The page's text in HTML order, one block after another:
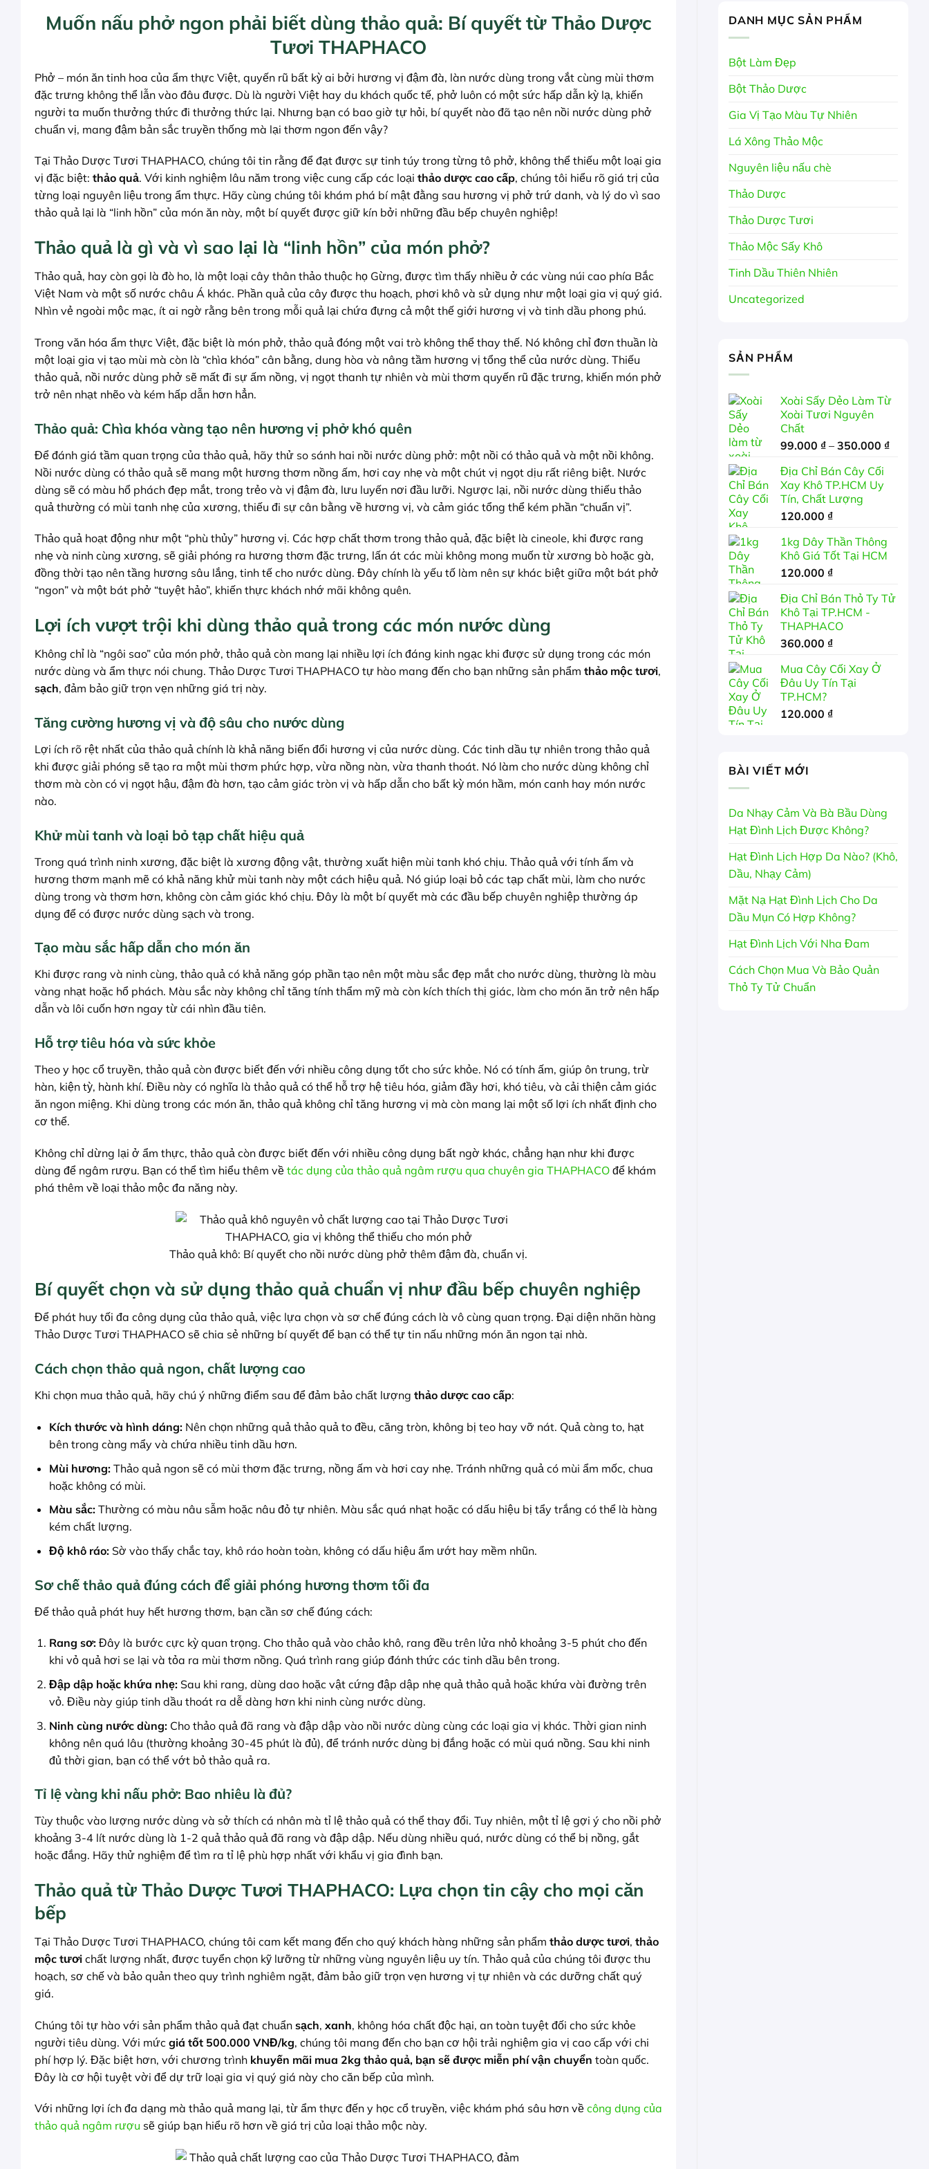
Muốn nấu phở ngon phải biết dùng thảo quả: Bí quyết từ Thảo Dược
Tươi THAPHACO
Phở – món ăn tinh hoa của ẩm thực Việt, quyến rũ bất kỳ ai bởi hương vị đậm đà, làn nước dùng trong vắt cùng mùi thơm
đặc trưng không thể lẫn vào đâu được. Dù là người Việt hay du khách quốc tế, phở luôn có một sức hấp dẫn kỳ lạ, khiến
người ta muốn thưởng thức đi thưởng thức lại. Nhưng bạn có bao giờ tự hỏi, bí quyết nào đã tạo nên nồi nước dùng phở
chuẩn vị, mang đậm bản sắc truyền thống mà lại thơm ngon đến vậy?
Tại Thảo Dược Tươi THAPHACO, chúng tôi tin rằng để đạt được sự tinh túy trong từng tô phở, không thể thiếu một loại gia
vị đặc biệt: thảo quả. Với kinh nghiệm lâu năm trong việc cung cấp các loại thảo dược cao cấp, chúng tôi hiểu rõ giá trị của
từng loại nguyên liệu trong ẩm thực. Hãy cùng chúng tôi khám phá bí mật đằng sau hương vị phở trứ danh, và lý do vì sao
thảo quả lại là “linh hồn” của món ăn này, một bí quyết được giữ kín bởi những đầu bếp chuyên nghiệp!
Thảo quả là gì và vì sao lại là “linh hồn” của món phở?
Thảo quả, hay còn gọi là đò ho, là một loại cây thân thảo thuộc họ Gừng, được tìm thấy nhiều ở các vùng núi cao phía Bắc
Việt Nam và một số nước châu Á khác. Phần quả của cây được thu hoạch, phơi khô và sử dụng như một loại gia vị quý giá.
Nhìn vẻ ngoài mộc mạc, ít ai ngờ rằng bên trong mỗi quả lại chứa đựng cả một thế giới hương vị và tinh dầu phong phú.
Trong văn hóa ẩm thực Việt, đặc biệt là món phở, thảo quả đóng một vai trò không thể thay thế. Nó không chỉ đơn thuần là
một loại gia vị tạo mùi mà còn là “chìa khóa” cân bằng, dung hòa và nâng tầm hương vị tổng thể của nước dùng. Thiếu
thảo quả, nồi nước dùng phở sẽ mất đi sự ấm nồng, vị ngọt thanh tự nhiên và mùi thơm quyến rũ đặc trưng, khiến món phở
trở nên nhạt nhẽo và kém hấp dẫn hơn hẳn.
Thảo quả: Chìa khóa vàng tạo nên hương vị phở khó quên
Để đánh giá tầm quan trọng của thảo quả, hãy thử so sánh hai nồi nước dùng phở: một nồi có thảo quả và một nồi không.
Nồi nước dùng có thảo quả sẽ mang một hương thơm nồng ấm, hơi cay nhẹ và một chút vị ngọt dịu rất riêng biệt. Nước
dùng sẽ có màu hổ phách đẹp mắt, trong trẻo và vị đậm đà, lưu luyến nơi đầu lưỡi. Ngược lại, nồi nước dùng thiếu thảo
quả thường có mùi tanh nhẹ của xương, thiếu đi sự cân bằng về hương vị, và cảm giác tổng thể kém phần “chuẩn vị”.
Thảo quả hoạt động như một “phù thủy” hương vị. Các hợp chất thơm trong thảo quả, đặc biệt là cineole, khi được rang
nhẹ và ninh cùng xương, sẽ giải phóng ra hương thơm đặc trưng, lấn át các mùi không mong muốn từ xương bò hoặc gà,
đồng thời tạo nên tầng hương sâu lắng, tinh tế cho nước dùng. Đây chính là yếu tố làm nên sự khác biệt giữa một bát phở
“ngon” và một bát phở “tuyệt hảo”, khiến thực khách nhớ mãi không quên.
Lợi ích vượt trội khi dùng thảo quả trong các món nước dùng
Không chỉ là “ngôi sao” của món phở, thảo quả còn mang lại nhiều lợi ích đáng kinh ngạc khi được sử dụng trong các món
nước dùng và ẩm thực nói chung. Thảo Dược Tươi THAPHACO tự hào mang đến cho bạn những sản phẩm thảo mộc tươi,
sạch, đảm bảo giữ trọn vẹn những giá trị này.
Tăng cường hương vị và độ sâu cho nước dùng
Lợi ích rõ rệt nhất của thảo quả chính là khả năng biến đổi hương vị của nước dùng. Các tinh dầu tự nhiên trong thảo quả
khi được giải phóng sẽ tạo ra một mùi thơm phức hợp, vừa nồng nàn, vừa thanh thoát. Nó làm cho nước dùng không chỉ
thơm mà còn có vị ngọt hậu, đậm đà hơn, tạo cảm giác tròn vị và hấp dẫn cho bất kỳ món hầm, món canh hay món nước
nào.
Khử mùi tanh và loại bỏ tạp chất hiệu quả
Trong quá trình ninh xương, đặc biệt là xương động vật, thường xuất hiện mùi tanh khó chịu. Thảo quả với tính ấm và
hương thơm mạnh mẽ có khả năng khử mùi tanh này một cách hiệu quả. Nó giúp loại bỏ các tạp chất mùi, làm cho nước
dùng trong và thơm hơn, không còn cảm giác khó chịu. Đây là một bí quyết mà các đầu bếp chuyên nghiệp thường áp
dụng để có được nước dùng sạch và trong.
Tạo màu sắc hấp dẫn cho món ăn
Khi được rang và ninh cùng, thảo quả có khả năng góp phần tạo nên một màu sắc đẹp mắt cho nước dùng, thường là màu
vàng nhạt hoặc hổ phách. Màu sắc này không chỉ tăng tính thẩm mỹ mà còn kích thích thị giác, làm cho món ăn trở nên hấp
dẫn và lôi cuốn hơn ngay từ cái nhìn đầu tiên.
Hỗ trợ tiêu hóa và sức khỏe
Theo y học cổ truyền, thảo quả còn được biết đến với nhiều công dụng tốt cho sức khỏe. Nó có tính ấm, giúp ôn trung, trừ
hàn, kiện tỳ, hành khí. Điều này có nghĩa là thảo quả có thể hỗ trợ hệ tiêu hóa, giảm đầy hơi, khó tiêu, và cải thiện cảm giác
ăn ngon miệng. Khi dùng trong các món ăn, thảo quả không chỉ tăng hương vị mà còn mang lại một số lợi ích nhất định cho
cơ thể.
Không chỉ dừng lại ở ẩm thực, thảo quả còn được biết đến với nhiều công dụng bất ngờ khác, chẳng hạn như khi được
dùng để ngâm rượu. Bạn có thể tìm hiểu thêm về tác dụng của thảo quả ngâm rượu qua chuyên gia THAPHACO để khám
phá thêm về loại thảo mộc đa năng này.
Thảo quả khô: Bí quyết cho nồi nước dùng phở thêm đậm đà, chuẩn vị.
Bí quyết chọn và sử dụng thảo quả chuẩn vị như đầu bếp chuyên nghiệp
Để phát huy tối đa công dụng của thảo quả, việc lựa chọn và sơ chế đúng cách là vô cùng quan trọng. Đại diện nhãn hàng
Thảo Dược Tươi THAPHACO sẽ chia sẻ những bí quyết để bạn có thể tự tin nấu những món ăn ngon tại nhà.
Cách chọn thảo quả ngon, chất lượng cao
Khi chọn mua thảo quả, hãy chú ý những điểm sau để đảm bảo chất lượng thảo dược cao cấp:
Kích thước và hình dáng:Nên chọn những quả thảo quả to đều, căng tròn, không bị teo hay vỡ nát. Quả càng to, hạt
bên trong càng mẩy và chứa nhiều tinh dầu hơn.
Mùi hương:Thảo quả ngon sẽ có mùi thơm đặc trưng, nồng ấm và hơi cay nhẹ. Tránh những quả có mùi ẩm mốc, chua
hoặc không có mùi.
Màu sắc:Thường có màu nâu sẫm hoặc nâu đỏ tự nhiên. Màu sắc quá nhạt hoặc có dấu hiệu bị tẩy trắng có thể là hàng
kém chất lượng.
Độ khô ráo:Sờ vào thấy chắc tay, khô ráo hoàn toàn, không có dấu hiệu ẩm ướt hay mềm nhũn.
Sơ chế thảo quả đúng cách để giải phóng hương thơm tối đa
Để thảo quả phát huy hết hương thơm, bạn cần sơ chế đúng cách:
Rang sơ:Đây là bước cực kỳ quan trọng. Cho thảo quả vào chảo khô, rang đều trên lửa nhỏ khoảng 3-5 phút cho đến
khi vỏ quả hơi se lại và tỏa ra mùi thơm nồng. Quá trình rang giúp đánh thức các tinh dầu bên trong.
Đập dập hoặc khứa nhẹ:Sau khi rang, dùng dao hoặc vật cứng đập dập nhẹ quả thảo quả hoặc khứa vài đường trên
vỏ. Điều này giúp tinh dầu thoát ra dễ dàng hơn khi ninh cùng nước dùng.
Ninh cùng nước dùng:Cho thảo quả đã rang và đập dập vào nồi nước dùng cùng các loại gia vị khác. Thời gian ninh
không nên quá lâu (thường khoảng 30-45 phút là đủ), để tránh nước dùng bị đắng hoặc có mùi quá nồng. Sau khi ninh
đủ thời gian, bạn có thể vớt bỏ thảo quả ra.
Tỉ lệ vàng khi nấu phở: Bao nhiêu là đủ?
Tùy thuộc vào lượng nước dùng và sở thích cá nhân mà tỉ lệ thảo quả có thể thay đổi. Tuy nhiên, một tỉ lệ gợi ý cho nồi phở
khoảng 3-4 lít nước dùng là 1-2 quả thảo quả đã rang và đập dập. Nếu dùng nhiều quá, nước dùng có thể bị nồng, gắt
hoặc đắng. Hãy thử nghiệm để tìm ra tỉ lệ phù hợp nhất với khẩu vị gia đình bạn.
Thảo quả từ Thảo Dược Tươi THAPHACO: Lựa chọn tin cậy cho mọi căn
bếp
Tại Thảo Dược Tươi THAPHACO, chúng tôi cam kết mang đến cho quý khách hàng những sản phẩm thảo dược tươi, thảo
mộc tươi chất lượng nhất, được tuyển chọn kỹ lưỡng từ những vùng nguyên liệu uy tín. Thảo quả của chúng tôi được thu
hoạch, sơ chế và bảo quản theo quy trình nghiêm ngặt, đảm bảo giữ trọn vẹn hương vị tự nhiên và các dưỡng chất quý
giá.
Chúng tôi tự hào với sản phẩm thảo quả đạt chuẩn sạch, xanh, không hóa chất độc hại, an toàn tuyệt đối cho sức khỏe
người tiêu dùng. Với mức giá tốt 500.000 VNĐ/kg, chúng tôi mang đến cho bạn cơ hội trải nghiệm gia vị cao cấp với chi
phí hợp lý. Đặc biệt hơn, với chương trình khuyến mãi mua 2kg thảo quả, bạn sẽ được miễn phí vận chuyển toàn quốc.
Đây là cơ hội tuyệt vời để dự trữ loại gia vị quý giá này cho căn bếp của mình.
Với những lợi ích đa dạng mà thảo quả mang lại, từ ẩm thực đến y học cổ truyền, việc khám phá sâu hơn về công dụng của
thảo quả ngâm rượu sẽ giúp bạn hiểu rõ hơn về giá trị của loại thảo mộc này.
DANH MỤC SẢN PHẨM
Bột Làm Đẹp
Bột Thảo Dược
Gia Vị Tạo Màu Tự Nhiên
Lá Xông Thảo Mộc
Nguyên liệu nấu chè
Thảo Dược
Thảo Dược Tươi
Thảo Mộc Sấy Khô
Tinh Dầu Thiên Nhiên
Uncategorized
SẢN PHẨM
Xoài Sấy Dẻo Làm Từ
Xoài Tươi Nguyên
Chất
99.000 ₫ – 350.000 ₫Khoảng
Địa Chỉ Bán Cây Cối
Xay Khô TP.HCM Uy
Tín, Chất Lượng
120.000 ₫
1kg Dây Thần Thông
Khô Giá Tốt Tại HCM
120.000 ₫
Địa Chỉ Bán Thỏ Ty Tử
Khô Tại TP.HCM -
THAPHACO
360.000 ₫
Mua Cây Cối Xay Ở
Đâu Uy Tín Tại
TP.HCM?
120.000 ₫
BÀI VIẾT MỚI
Da Nhạy Cảm Và Bà Bầu Dùng
Hạt Đình Lịch Được Không?
Hạt Đình Lịch Hợp Da Nào? (Khô,
Dầu, Nhạy Cảm)
Mặt Nạ Hạt Đình Lịch Cho Da
Dầu Mụn Có Hợp Không?
Hạt Đình Lịch Với Nha Đam
Cách Chọn Mua Và Bảo Quản
Thỏ Ty Tử Chuẩn